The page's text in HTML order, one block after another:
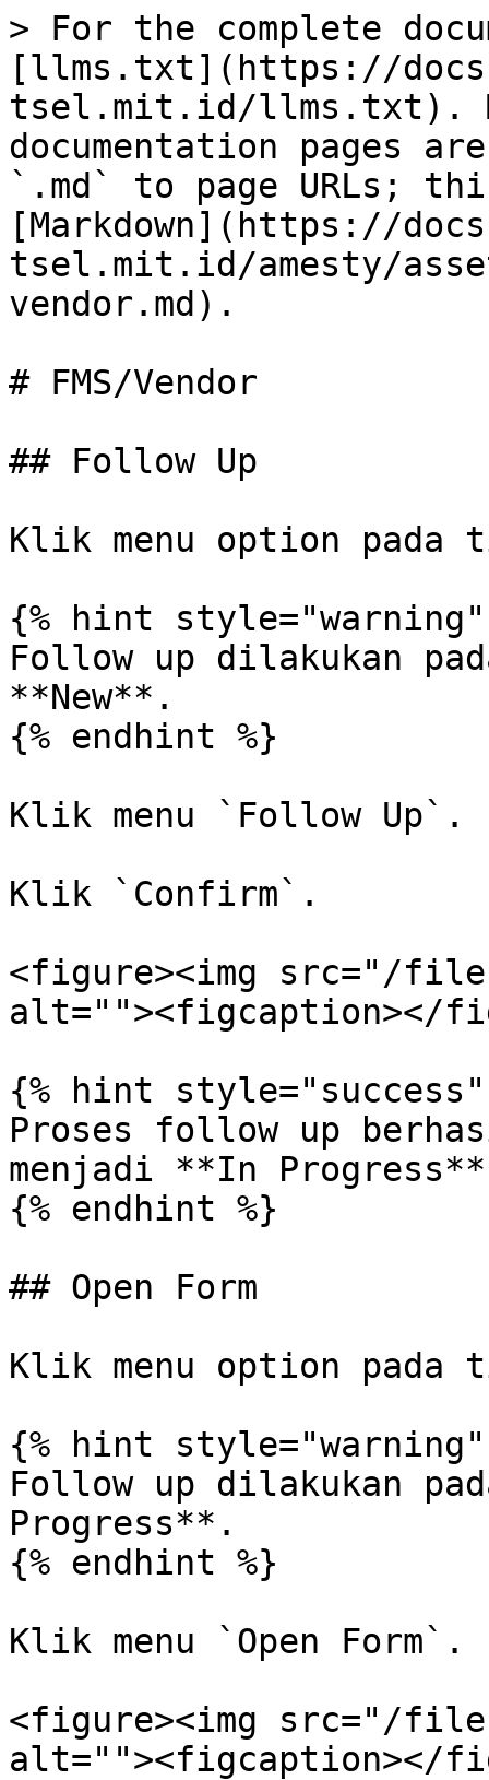
> For the complete
[llms.txt](https://
tsel.mit.id/llms.txt).
documentation pages
`.md` to page URLs;
[Markdown](https://
tsel.mit.id/amesty/
vendor.md).
# FMS/Vendor
## Follow Up
Klik menu option pada
{% hint style="warning"
Follow up dilakukan
**New**.
{% endhint %}
Klik menu `Follow Up`.
Klik `Confirm`.
<figure><img src="/files/
alt=""><figcaption></
{% hint style="success"
Proses follow up
menjadi **In
{% endhint %}
## Open Form
Klik menu option pada
{% hint style="warning"
Follow up dilakukan
Progress**.
{% endhint %}
Klik menu `Open Form`.
<figure><img src="/files/
alt=""><figcaption></